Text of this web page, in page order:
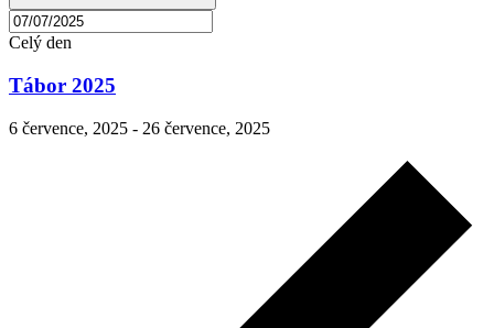
Celý den
Tábor 2025
6 července, 2025 - 26 července, 2025